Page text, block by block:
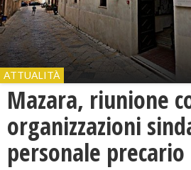
ATTUALITÀ
Mazara, riunione
organizzazioni
personale precario